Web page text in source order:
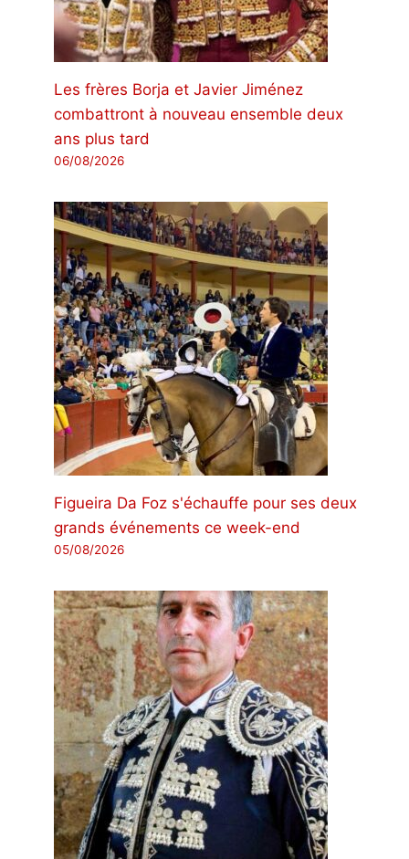
Les frères Borja et Javier Jiménez
combattront à nouveau ensemble deux
ans plus tard
06/08/2026
Figueira Da Foz s'échauffe pour ses deux
grands événements ce week-end
05/08/2026